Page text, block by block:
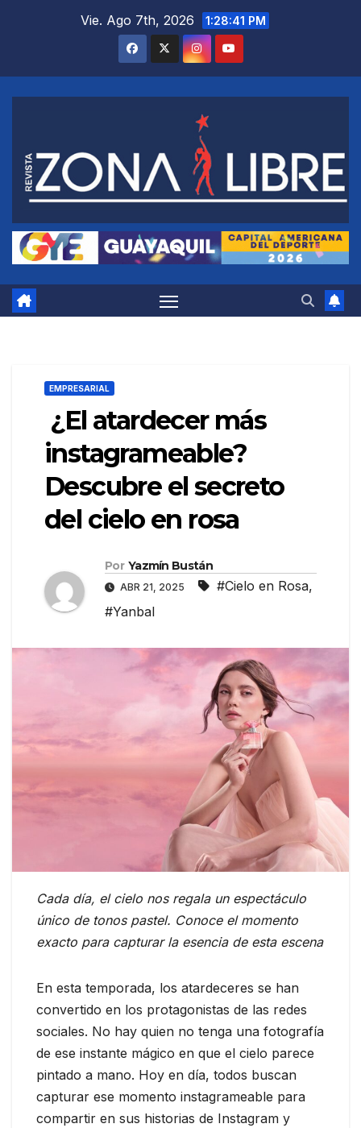
Vie. Ago 7th, 2026 1:28:41 PM
EMPRESARIAL
¿El atardecer más
instagrameable?
Descubre el secreto
del cielo en rosa
Por Yazmín Bustán
ABR 21, 2025 #Cielo en Rosa,
#Yanbal
Cada día, el cielo nos regala un espectáculo
único de tonos pastel. Conoce el momento
exacto para capturar la esencia de esta escena
En esta temporada, los atardeceres se han
convertido en los protagonistas de las redes
sociales. No hay quien no tenga una fotografía
de ese instante mágico en que el cielo parece
pintado a mano. Hoy en día, todos buscan
capturar ese momento instagrameable para
compartir en sus historias de Instagram y